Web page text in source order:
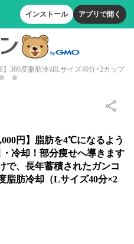
インストール アプリで開く
】360度脂肪冷却Lサイズ40分×2カップ
円】脂肪を4℃になるよう
冷却！部分痩せへ導きます
で、長年蓄積されたガンコ
脂肪冷却（Lサイズ40分×2